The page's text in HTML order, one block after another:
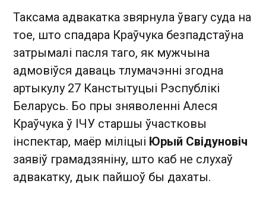
Таксама адвакатка звярнула ўвагу суда на
тое, што спадара Краўчука безпадстаўна
затрымалі пасля таго, як мужчына
адмовіўся даваць тлумачэнні згодна
артыкулу 27 Канстытуцыі Рэспублікі
Беларусь. Бо пры зняволенні Алеся
Краўчука ў ІЧУ старшы ўчастковы
інспектар, маёр міліцыі Юрый Свідуновіч
заявіў грамадзяніну, што каб не слухаў
адвакатку, дык пайшоў бы дахаты.